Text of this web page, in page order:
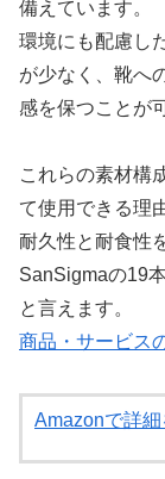
備えています。
環境にも配慮し
が少なく、靴へ
感を保つことが
これらの素材構
て使用できる理
耐久性と耐食性
SanSigmaの19
と言えます。
商品・サービス
Amazonで詳細